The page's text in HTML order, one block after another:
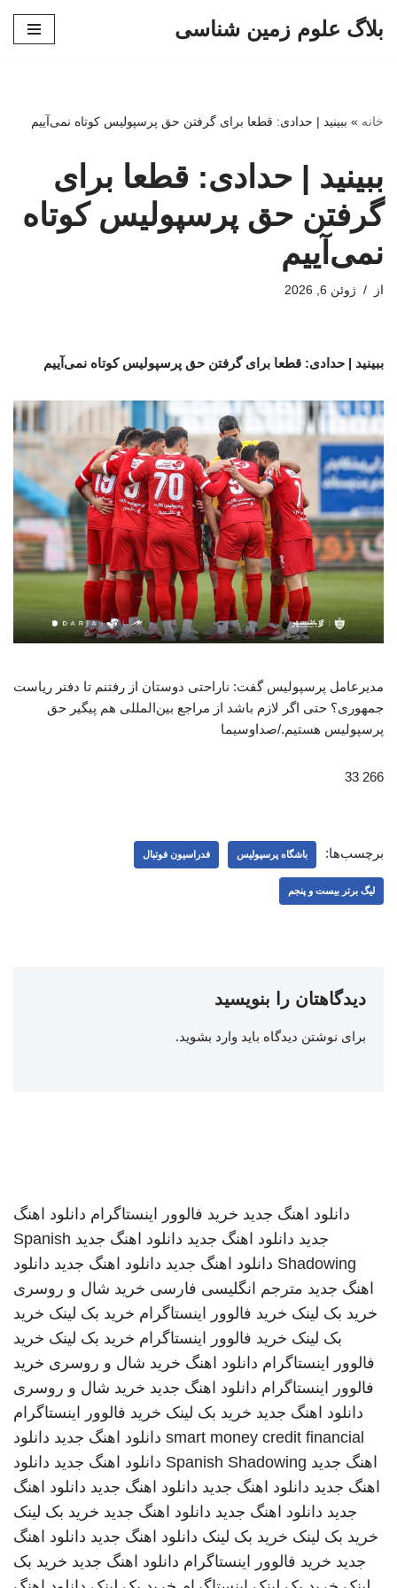
بلاگ علوم زمین شناسی
خانه » ببینید | حدادی: قطعا برای گرفتن حق پرسپولیس کوتاه نمی‌آییم
ببینید | حدادی: قطعا برای
گرفتن حق پرسپولیس کوتاه
نمی‌آییم
از ژوئن 6, 2026
ببینید | حدادی: قطعا برای گرفتن حق پرسپولیس کوتاه نمی‌آییم
مدیرعامل پرسپولیس گفت: ناراحتی دوستان از رفتنم تا دفتر ریاست
جمهوری؟ حتی اگر لازم باشد از مراجع بین‌المللی هم پیگیر حق
پرسپولیس هستیم./صداوسیما
266 33
برچسب‌ها: باشگاه پرسپولیس فدراسیون فوتبال
لیگ برتر بیست و پنجم
دیدگاهتان را بنویسید
برای نوشتن دیدگاه باید وارد بشوید.
دانلود اهنگ جدید خرید فالوور اینستاگرام دانلود اهنگ
جدید دانلود اهنگ جدید دانلود اهنگ جدید Spanish
Shadowing دانلود اهنگ جدید دانلود اهنگ جدید دانلود
اهنگ جدید مترجم انگلیسی فارسی خرید شال و روسری
خرید بک لینک خرید فالوور اینستاگرام خرید بک لینک خرید
بک لینک خرید فالوور اینستاگرام خرید بک لینک خرید
فالوور اینستاگرام دانلود اهنگ خرید شال و روسری خرید
فالوور اینستاگرام دانلود اهنگ جدید خرید شال و روسری
دانلود اهنگ جدید خرید بک لینک خرید فالوور اینستاگرام
smart money credit financial دانلود اهنگ جدید دانلود
اهنگ جدید Spanish Shadowing دانلود اهنگ جدید دانلود
اهنگ جدید دانلود اهنگ جدید دانلود اهنگ جدید دانلود اهنگ
جدید دانلود اهنگ جدید دانلود اهنگ جدید خرید بک لینک
خرید بک لینک خرید بک لینک دانلود اهنگ جدید دانلود اهنگ
جدید خرید فالوور اینستاگرام دانلود اهنگ جدید خرید بک